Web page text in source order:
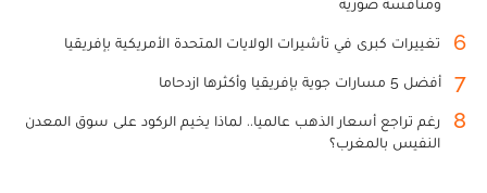
6 تغييرات كبرى في تأشيرات الولايات المتحدة الأمريكية بإفريقيا
7 أفضل 5 مسارات جوية بإفريقيا وأكثرها ازدحاما
8
رغم تراجع أسعار الذهب عالميا.. لماذا يخيم الركود على سوق المعدن
النفيس بالمغرب؟